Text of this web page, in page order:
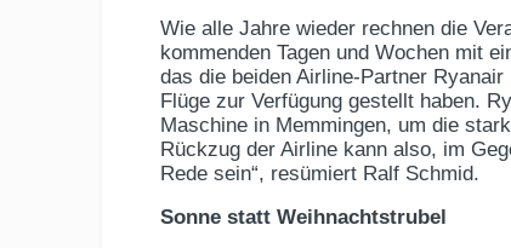
Wie alle Jahre wieder rechnen die
kommenden Tagen und Wochen mit
das die beiden Airline-Partner
Flüge zur Verfügung gestellt haben.
Maschine in Memmingen, um die
Rückzug der Airline kann also, im
Rede sein“, resümiert Ralf Schmid.
Sonne statt Weihnachtstrubel